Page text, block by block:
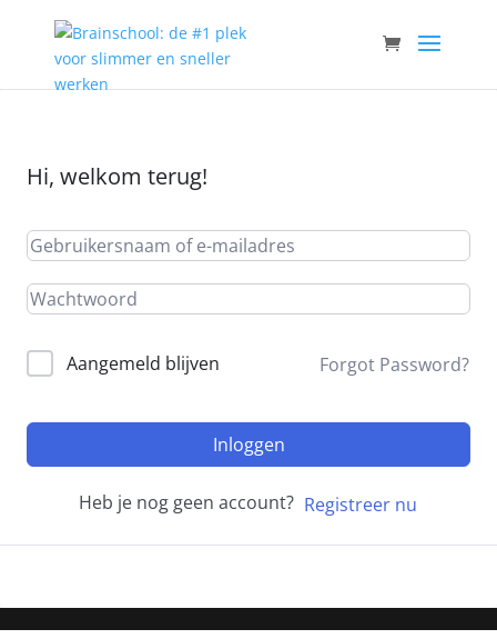
Hi, welkom terug!
Aangemeld blijven Forgot Password?
Inloggen
Heb je nog geen account? Registreer nu